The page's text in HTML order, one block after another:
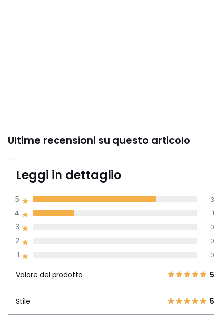
Ultime recensioni su questo articolo
4,8
di media tenendo
conto di tutti i
1 0
2
3 0
4
5 5
Leggi in dettaglio
1 0
2 0
3 0
4 1
5 3
Valore del prodotto 5
Stile 5